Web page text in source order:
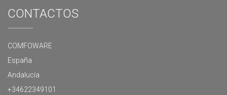
CONTACTOS
COMFOWARE
España
Andalucía
+34622349101